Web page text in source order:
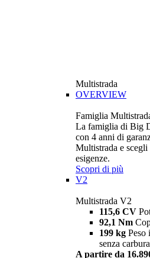
Multistrada
OVERVIEW
Famiglia
La famiglia di Big
con 4 anni di
Multistrada e
esigenze.
Scopri di più
V2
Multistrada V2
115,6 CV
92,1 Nm
199 kg Peso
senza
A partire da